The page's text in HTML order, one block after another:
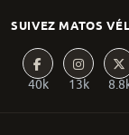
SUIVEZ MATOS
40k 13k